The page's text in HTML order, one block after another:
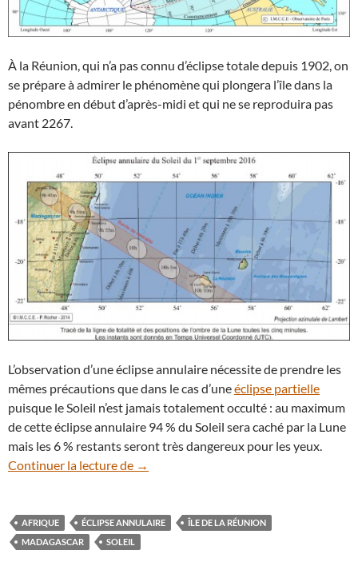
À la Réunion, qui n’a pas connu d’éclipse totale depuis 1902, on
se prépare à admirer le phénomène qui plongera l’île dans la
pénombre en début d’après-midi et qui ne se reproduira pas
avant 2267.
L’observation d’une éclipse annulaire nécessite de prendre les
mêmes précautions que dans le cas d’uneéclipse partielle
puisque le Soleil n’est jamais totalement occulté : au maximum
de cette éclipse annulaire 94 % du Soleil sera caché par la Lune
mais les 6 % restants seront très dangereux pour les yeux.
Continuer la lecture de Une éclipse annulaire de Soleil pour l’île
→
AFRIQUE ÉCLIPSE ANNULAIRE
ÎLE DE LA RÉUNION
MADAGASCAR
SOLEIL